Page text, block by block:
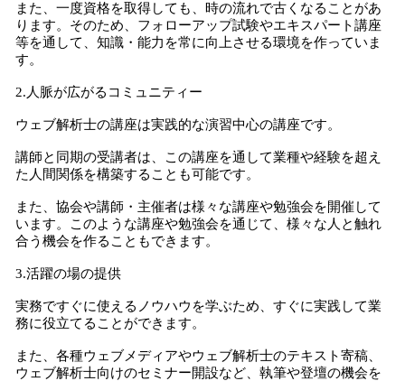
また、一度資格を取得しても、時の流れで古くなることがあ
ります。そのため、フォローアップ試験やエキスパート講座
等を通して、知識・能力を常に向上させる環境を作っていま
す。
2.人脈が広がるコミュニティー
ウェブ解析士の講座は実践的な演習中心の講座です。
講師と同期の受講者は、この講座を通して業種や経験を超え
た人間関係を構築することも可能です。
また、協会や講師・主催者は様々な講座や勉強会を開催して
います。このような講座や勉強会を通じて、様々な人と触れ
合う機会を作ることもできます。
3.活躍の場の提供
実務ですぐに使えるノウハウを学ぶため、すぐに実践して業
務に役立てることができます。
また、各種ウェブメディアやウェブ解析士のテキスト寄稿、
ウェブ解析士向けのセミナー開設など、執筆や登壇の機会を